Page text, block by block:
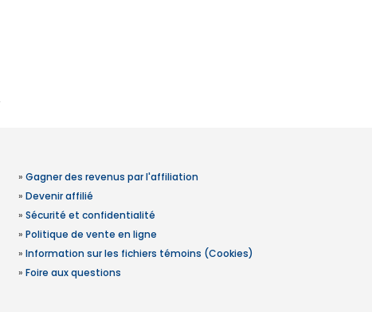
» Gagner des revenus par l'affiliation
» Devenir affilié
» Sécurité et confidentialité
» Politique de vente en ligne
» Information sur les fichiers témoins (Cookies)
» Foire aux questions